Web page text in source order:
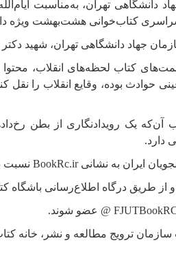
دانشگاهی تهران، به‌مناسبت
سراسری کتاب‌خوانی هشت‌بهشت ویژه
جهاد دانشگاهی تهران، شهید
کتاب لحظه‌های انقلاب، محتوا
حوادث بوده، وقایع انقلاب را
دارد.
ایران به نشانیBookRc.ir نسبت
@ عضو شوند.
ترویج مطالعه و نشر، خانه کتاب